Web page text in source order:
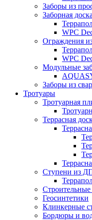
Заборы из
Заборная
WPC
Ограждения
WPC
Модульные
Заборы из
Тротуары
Тротуарная
Террасная
Ступени из
Строительные
Геосинтетики
Клинкерные
Бордюры и